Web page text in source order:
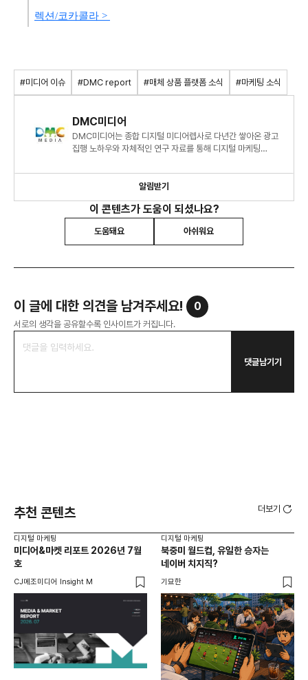
렉션/코카콜라 >
#미디어 이슈 #DMC report #매체 상품 플랫폼 소식 #마케팅 소식
DMC미디어
DMC미디어는 종합 디지털 미디어렙사로 다년간 쌓아온 광고
집행 노하우와 자체적인 연구 자료를 통해 디지털 마케팅
알림받기
이 콘텐츠가 도움이 되셨나요?
도움돼요 아쉬워요
이 글에 대한 의견을 남겨주세요! 0
서로의 생각을 공유할수록 인사이트가 커집니다.
댓글남기기
추천 콘텐츠 더보기
디지털 마케팅
미디어&마켓 리포트 2026년 7월
호
CJ메조미디어 Insight M
디지털 마케팅
북중미 월드컵, 유일한 승자는
네이버 치지직?
기묘한